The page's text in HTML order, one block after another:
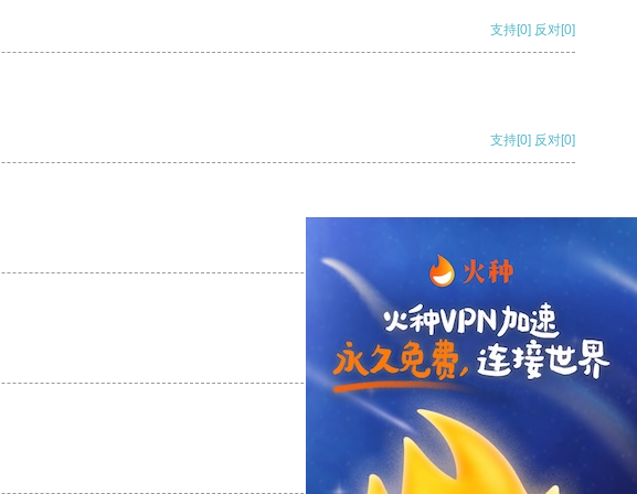
支持[0] 反对[0]
支持[0] 反对[0]
支持 [0] 反对[0]
支持[0] 反对